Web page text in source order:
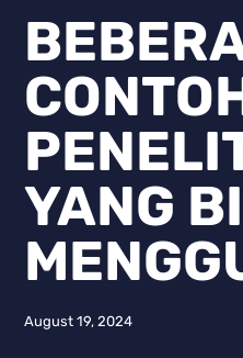
YANG
August 19, 2024